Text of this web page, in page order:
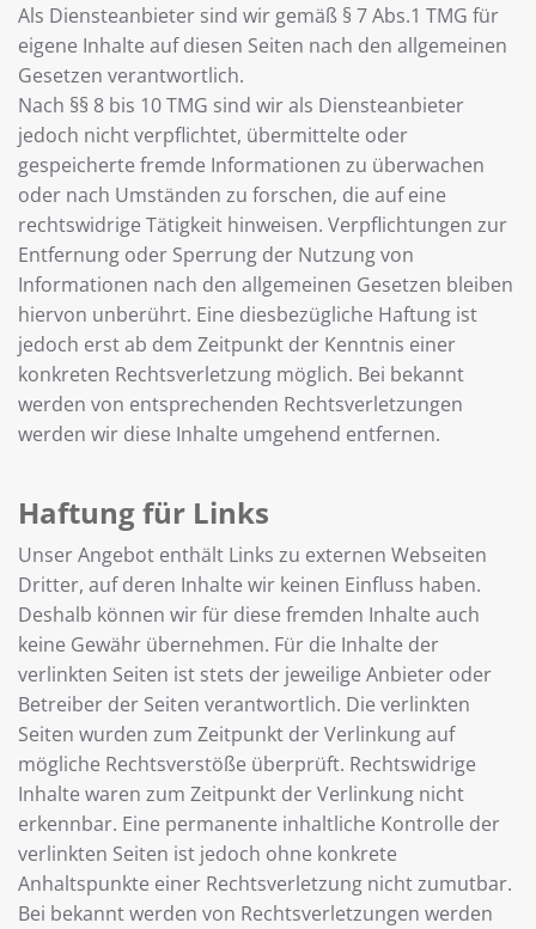
Als Diensteanbieter sind wir gemäß § 7 Abs.1 TMG für
eigene Inhalte auf diesen Seiten nach den allgemeinen
Gesetzen verantwortlich.
Nach §§ 8 bis 10 TMG sind wir als Diensteanbieter
jedoch nicht verpflichtet, übermittelte oder
gespeicherte fremde Informationen zu überwachen
oder nach Umständen zu forschen, die auf eine
rechtswidrige Tätigkeit hinweisen. Verpflichtungen zur
Entfernung oder Sperrung der Nutzung von
Informationen nach den allgemeinen Gesetzen bleiben
hiervon unberührt. Eine diesbezügliche Haftung ist
jedoch erst ab dem Zeitpunkt der Kenntnis einer
konkreten Rechtsverletzung möglich. Bei bekannt
werden von entsprechenden Rechtsverletzungen
werden wir diese Inhalte umgehend entfernen.
Haftung für Links
Unser Angebot enthält Links zu externen Webseiten
Dritter, auf deren Inhalte wir keinen Einfluss haben.
Deshalb können wir für diese fremden Inhalte auch
keine Gewähr übernehmen. Für die Inhalte der
verlinkten Seiten ist stets der jeweilige Anbieter oder
Betreiber der Seiten verantwortlich. Die verlinkten
Seiten wurden zum Zeitpunkt der Verlinkung auf
mögliche Rechtsverstöße überprüft. Rechtswidrige
Inhalte waren zum Zeitpunkt der Verlinkung nicht
erkennbar. Eine permanente inhaltliche Kontrolle der
verlinkten Seiten ist jedoch ohne konkrete
Anhaltspunkte einer Rechtsverletzung nicht zumutbar.
Bei bekannt werden von Rechtsverletzungen werden